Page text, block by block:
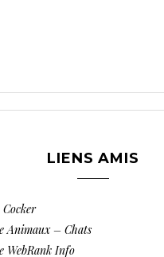
LIENS AMIS
Animaux – Chats
WebRank Info